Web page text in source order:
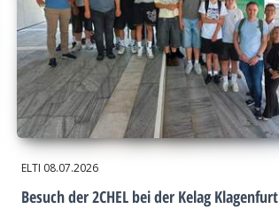
ELTI 08.07.2026
Besuch der 2CHEL bei der Kelag Klagenfurt